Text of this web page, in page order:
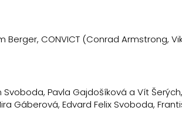
CONVICT (Conrad Armstrong,
Pavla Gajdošíková a Vít
Gáberová, Edvard Felix Svoboda,